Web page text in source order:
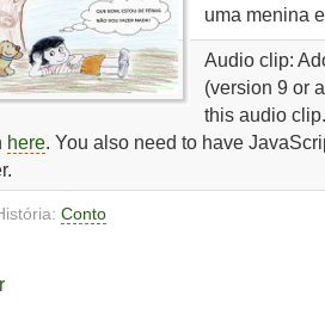
uma menina
Audio clip:
(version 9 or
this audio
here. You also need to have
Conto